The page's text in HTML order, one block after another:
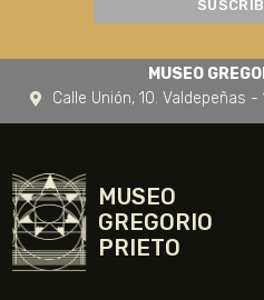
NOTICIAS
MUSEO
Calle Unión, 10. Valdepeñas -
MUSEO
GREGORIO
PRIETO